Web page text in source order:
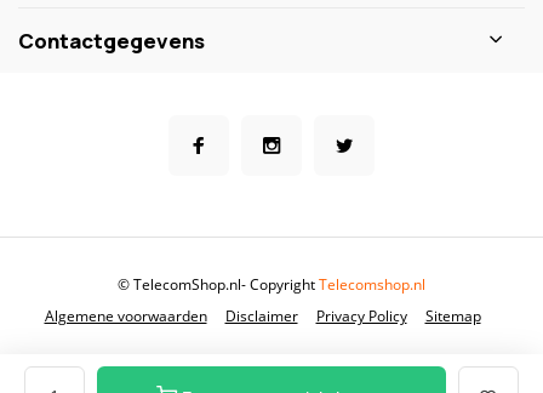
Contactgegevens
Algemene voorwaarden Disclaimer Privacy Policy Sitemap
© TelecomShop.nl- CopyrightTelecomshop.nl